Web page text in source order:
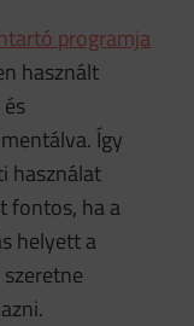
programja
használt
Így
használat
fontos, ha a
helyett a